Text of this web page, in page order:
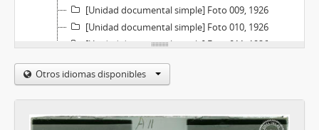
[Unidad documental simple] Foto 009, 1926
[Unidad documental simple] Foto 010, 1926
[Unidad documental simple] Foto 011, 1926
[Unidad documental simple] Foto 012, 1926 mayo
[Unidad documental simple] Foto 013, 1926
Otros idiomas disponibles